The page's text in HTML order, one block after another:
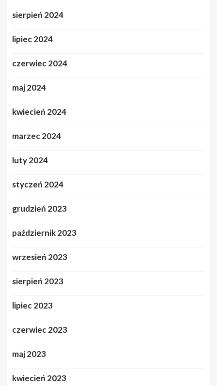
sierpień 2024
lipiec 2024
czerwiec 2024
maj 2024
kwiecień 2024
marzec 2024
luty 2024
styczeń 2024
grudzień 2023
październik 2023
wrzesień 2023
sierpień 2023
lipiec 2023
czerwiec 2023
maj 2023
kwiecień 2023